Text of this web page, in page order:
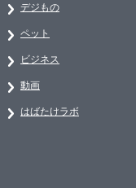
デジもの
ペット
ビジネス
動画
はばたけラボ